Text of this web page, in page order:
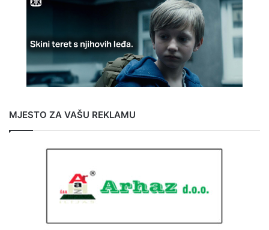
MJESTO ZA VAŠU REKLAMU